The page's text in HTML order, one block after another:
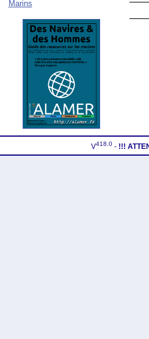
Marins
V418.0 - !!!